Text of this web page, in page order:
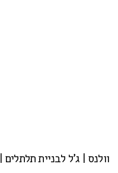
וולנס | ג'ל לבניית תלתלים | 180 מ"ל